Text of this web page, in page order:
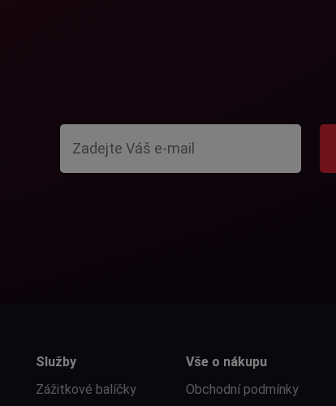
Služby
Zážitkové balíčky
Vše o nákupu
Obchodní podmínky